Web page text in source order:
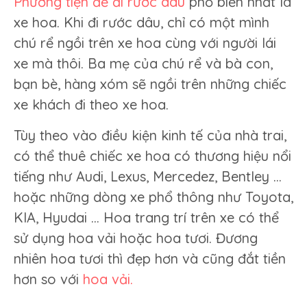
xe hoa. Khi đi rước dâu, chỉ có một mình
chú rể ngồi trên xe hoa cùng với người lái
xe mà thôi. Ba mẹ của chú rể và bà con,
bạn bè, hàng xóm sẽ ngồi trên những chiếc
xe khách đi theo xe hoa.
Tùy theo vào điều kiện kinh tế của nhà trai,
có thể thuê chiếc xe hoa có thương hiệu nổi
tiếng như Audi, Lexus, Mercedez, Bentley …
hoặc những dòng xe phổ thông như Toyota,
KIA, Hyudai … Hoa trang trí trên xe có thể
sử dụng hoa vải hoặc hoa tươi. Đương
nhiên hoa tươi thì đẹp hơn và cũng đắt tiền
hơn so với hoa vải.